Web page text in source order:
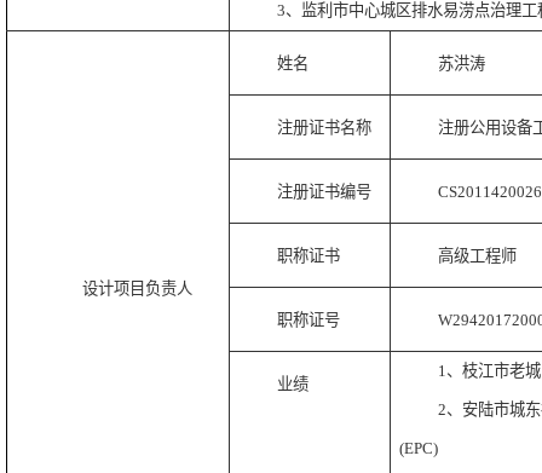
3、监利市中心城区排水易涝点治理
设计项目负责人
姓名 苏洪涛
注册证书名称 注册公用设备
注册证书编号
职称证书 高级工程师
职称证号
业绩
1、枝江市老
2、安陆市城
(EPC)